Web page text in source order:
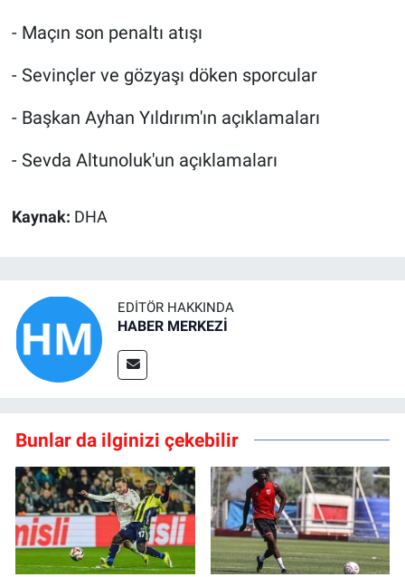
- Maçın son penaltı atışı
- Sevinçler ve gözyaşı döken sporcular
- Başkan Ayhan Yıldırım'ın açıklamaları
- Sevda Altunoluk'un açıklamaları
Kaynak: DHA
EDITÖR HAKKINDA
HABER MERKEZİ
Bunlar da ilginizi çekebilir